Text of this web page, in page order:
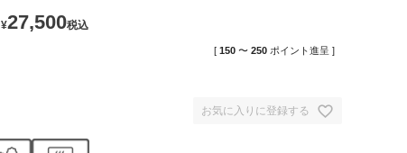
¥27,500税込
[ 150 〜 250 ポイント進呈 ]
お気に入りに登録する